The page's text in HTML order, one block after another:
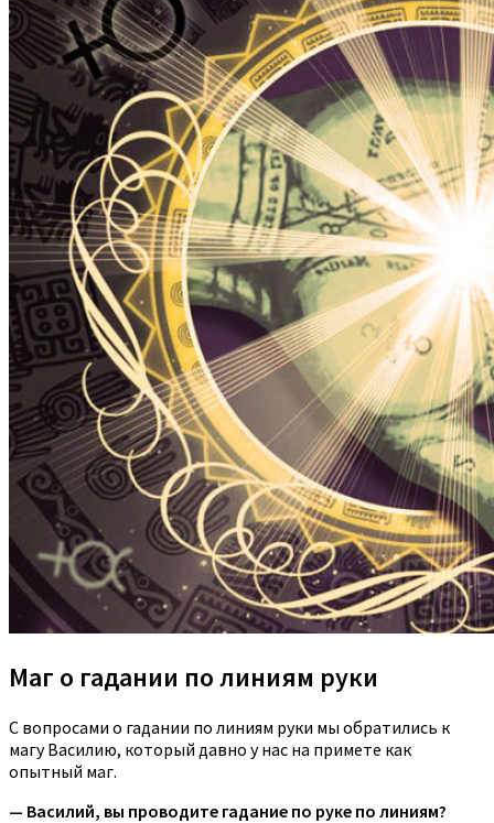
Маг о гадании по линиям руки
С вопросами о гадании по линиям руки мы обратились к
магу Василию, который давно у нас на примете как
опытный маг.
— Василий, вы проводите гадание по руке по линиям?